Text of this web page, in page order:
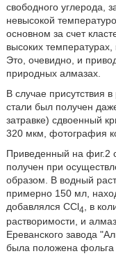
свободного углерода,
невысокой
основном за счет
высоких
Это, очевидно, и
природных алмазах.
В случае присутствия
стали был получен
затравке) сдвоенный
320 мкм, фотография
Приведенный на фиг.2
получен при
образом. В водный
примерно 150 мл,
добавлялся CCl4
, в
растворимости, и
Ереванского завода
была положена